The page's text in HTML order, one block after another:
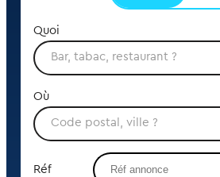
Quoi
Où
Réf